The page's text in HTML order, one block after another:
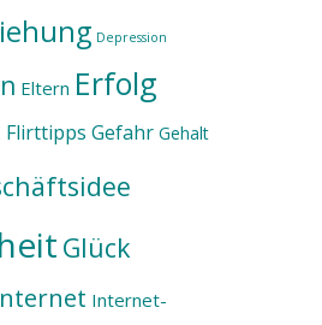
Depression
Eltern Erfolg
Flirttipps Gefahr Gehalt
Glück
Internet-